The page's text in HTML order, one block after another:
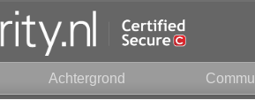
Achtergrond